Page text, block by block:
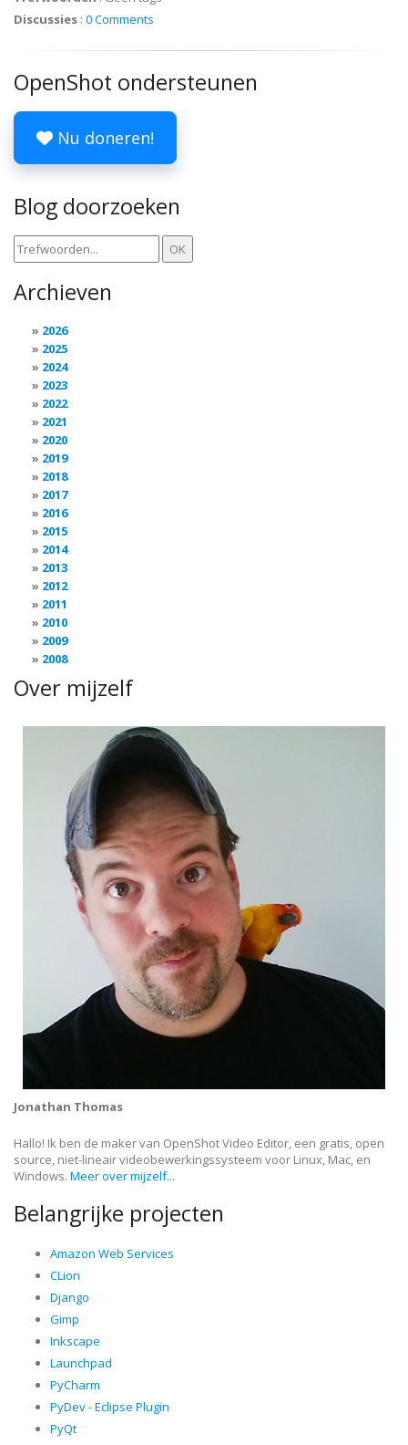
Discussies : 0 Comments
OpenShot ondersteunen
Nu doneren!
Blog doorzoeken
Archieven
2026
2025
2024
2023
2022
2021
2020
2019
2018
2017
2016
2015
2014
2013
2012
2011
2010
2009
2008
Over mijzelf
Jonathan Thomas
Hallo! Ik ben de maker van OpenShot Video Editor, een gratis, open
source, niet-lineair videobewerkingssysteem voor Linux, Mac, en
Windows. Meer over mijzelf...
Belangrijke projecten
Amazon Web Services
CLion
Django
Gimp
Inkscape
Launchpad
PyCharm
PyDev - Eclipse Plugin
PyQt